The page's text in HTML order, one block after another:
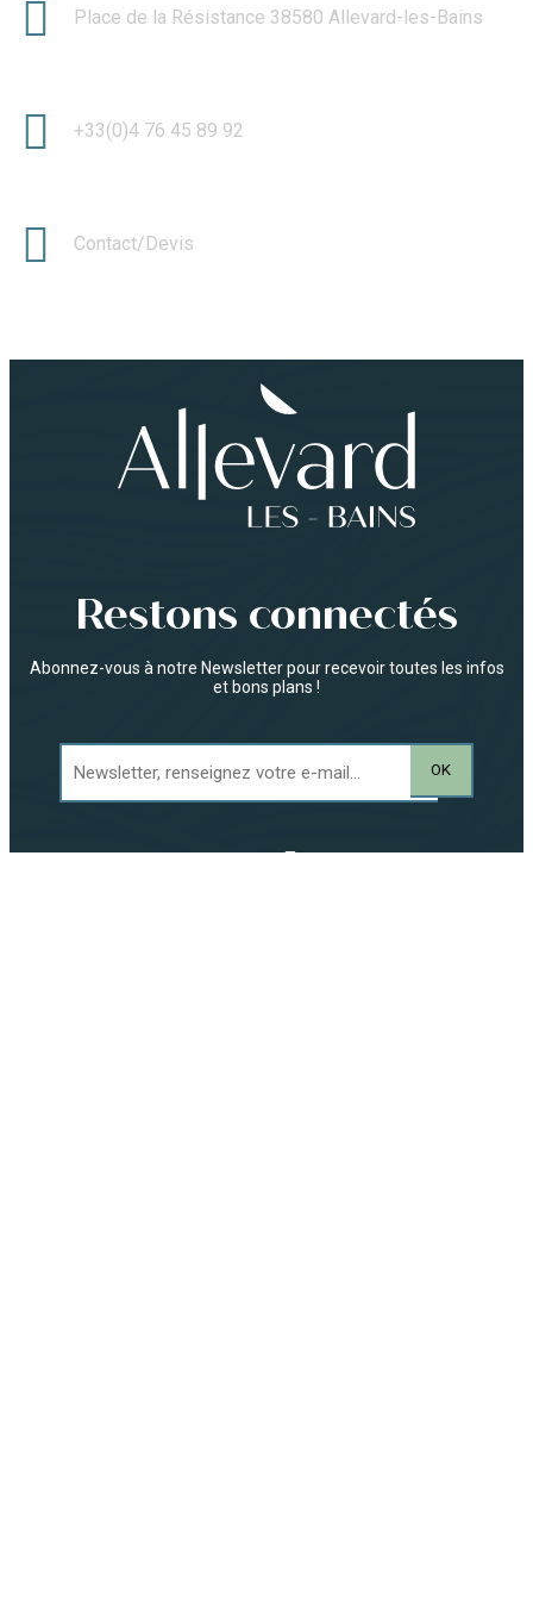
Place de la Résistance 38580 Allevard-les-Bains
+33(0)4 76 45 89 92
Contact/Devis
Restons connectés
Abonnez-vous à notre Newsletter pour recevoir toutes les infos
et bons plans !